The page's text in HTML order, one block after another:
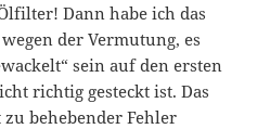
Dann habe ich das
der Vermutung, es
sein auf den ersten
richtig gesteckt ist. Das
behebender Fehler